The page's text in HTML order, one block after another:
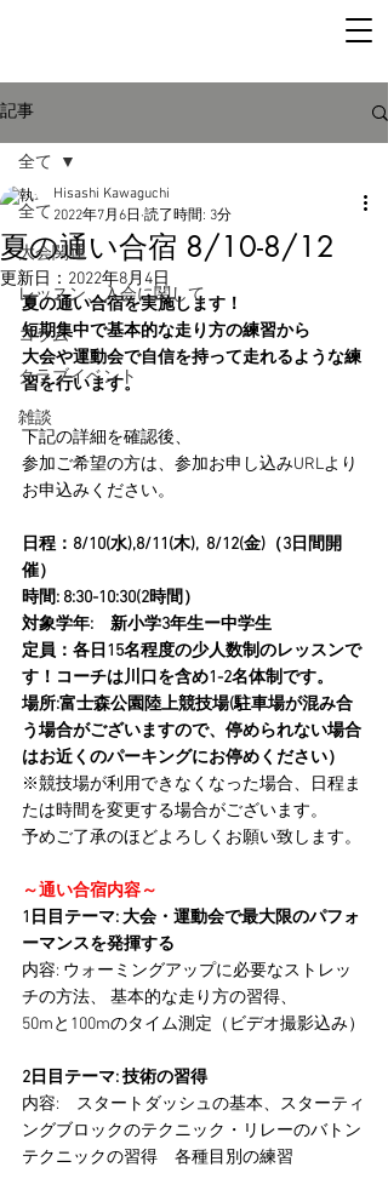
記事
全て
大会関連
レッスン、入会に関して
コラム
クラブイベント
雑談
全て
夏の通い合宿 8/10-8/12
Hisashi Kawaguchi
2022年7月6日 読了時間: 3分
更新日： 2022年8月4日
夏の通い合宿を実施します！
短期集中で基本的な走り方の練習から
大会や運動会で自信を持って走れるような練
習を行います。
下記の詳細を確認後、
参加ご希望の方は、参加お申し込みURLより
お申込みください。
日程：8/10(水),8/11(木),  8/12(金)（3日間開
催）
時間: 8:30-10:30(2時間）
対象学年:　新小学3年生ー中学生
定員：各日15名程度の少人数制のレッスンで
す！コーチは川口を含め1-2名体制です。
場所:富士森公園陸上競技場(駐車場が混み合
う場合がございますので、停められない場合
はお近くのパーキングにお停めください）
※競技場が利用できなくなった場合、日程ま
たは時間を変更する場合がございます。
予めご了承のほどよろしくお願い致します。
～通い合宿内容～
1日目テーマ: 大会・運動会で最大限のパフォ
ーマンスを発揮する
内容: ウォーミングアップに必要なストレッ
チの方法、 基本的な走り方の習得、
50mと100mのタイム測定（ビデオ撮影込み）
2日目テーマ: 技術の習得
内容:　スタートダッシュの基本、スターティ
ングブロックのテクニック・リレーのバトン
テクニックの習得　各種目別の練習